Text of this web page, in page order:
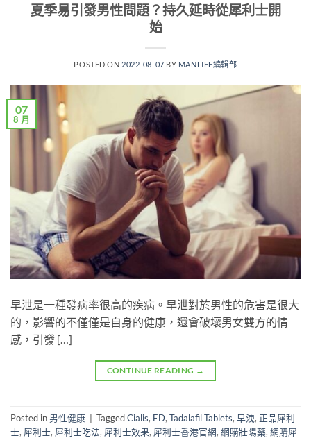
夏季易引發男性問題？持久延時從犀利士開
始
POSTED ON 2022-08-07 BY MANLIFE編輯部
07
8 月
早泄是一種發病率很高的疾病。早泄對於男性的危害是很大
的，影響的不僅僅是自身的健康，還會破壞男女雙方的情
感，引發 […]
CONTINUE READING →
Posted in 男性健康 TaggedCialis, ED, Tadalafil Tablets, 早洩, 正品犀利
士, 犀利士, 犀利士吃法, 犀利士效果, 犀利士香港官網, 網購壯陽藥, 網購犀